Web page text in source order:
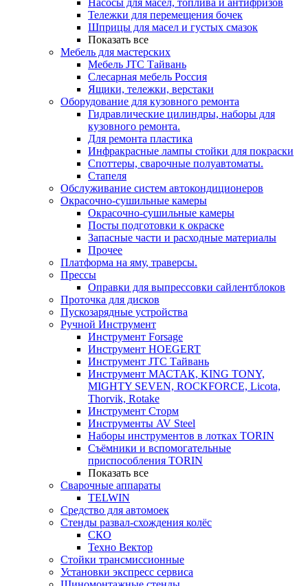
Насосы для масел, топлива и антифризов
Тележки для перемещения бочек
Шприцы для масел и густых смазок
Показать все
Мебель для мастерских
Мебель JTC Тайвань
Слесарная мебель Россия
Ящики, тележки, верстаки
Оборудование для кузовного ремонта
Гидравлические цилиндры, наборы для
кузовного ремонта.
Для ремонта пластика
Инфракрасные лампы стойки для покраски
Споттеры, сварочные полуавтоматы.
Стапеля
Обслуживание систем автокондиционеров
Окрасочно-сушильные камеры
Окрасочно-сушильные камеры
Посты подготовки к окраске
Запасные части и расходные материалы
Прочее
Платформа на яму, траверсы.
Прессы
Оправки для выпрессовки сайлентблоков
Проточка для дисков
Пускозарядные устройства
Ручной Инструмент
Инструмент Forsage
Инструмент HOEGERT
Инструмент JTC Тайвань
Инструмент МАСТАК, KING TONY,
MIGHTY SEVEN, ROCKFORCE, Licota,
Thorvik, Rotake
Инструмент Сторм
Инструменты AV Steel
Наборы инструментов в лотках TORIN
Съёмники и вспомогательные
приспособления TORIN
Показать все
Сварочные аппараты
TELWIN
Средство для автомоек
Стенды развал-схождения колёс
СКО
Техно Вектор
Стойки трансмиссионные
Установки экспресс сервиса